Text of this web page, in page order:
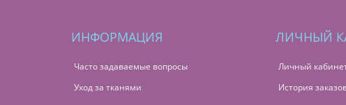
ИНФОРМАЦИЯ
Часто задаваемые вопросы
Уход за тканями
ЛИЧНЫЙ
Личный
История